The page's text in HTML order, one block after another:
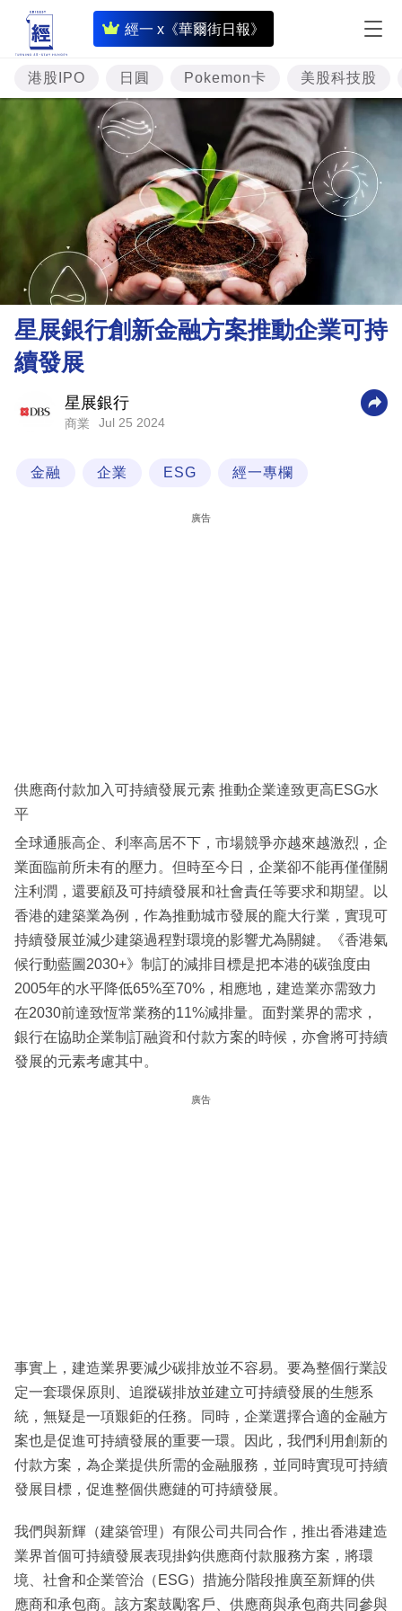
經一 x《華爾街日報》
即
時
財
經
專
題
投
資
樓
市
理
財
業
科
區
港股IPO 日圓 Pokemon卡 美股科技股
星展銀行創新金融方案推動企業可持
續發展
星展銀行
商業 Jul 25 2024
金融 企業 ESG 經一專欄
廣告
供應商付款加入可持續發展元素 推動企業達致更高ESG水
平
全球通脹高企、利率高居不下，市場競爭亦越來越激烈，企
業面臨前所未有的壓力。但時至今日，企業卻不能再僅僅關
注利潤，還要顧及可持續發展和社會責任等要求和期望。以
香港的建築業為例，作為推動城市發展的龐大行業，實現可
持續發展並減少建築過程對環境的影響尤為關鍵。《香港氣
候行動藍圖2030+》制訂的減排目標是把本港的碳強度由
2005年的水平降低65%至70%，相應地，建造業亦需致力
在2030前達致恆常業務的11%減排量。面對業界的需求，
銀行在協助企業制訂融資和付款方案的時候，亦會將可持續
發展的元素考慮其中。
廣告
事實上，建造業界要減少碳排放並不容易。要為整個行業設
定一套環保原則、追蹤碳排放並建立可持續發展的生態系
統，無疑是一項艱鉅的任務。同時，企業選擇合適的金融方
案也是促進可持續發展的重要一環。因此，我們利用創新的
付款方案，為企業提供所需的金融服務，並同時實現可持續
發展目標，促進整個供應鏈的可持續發展。
我們與新輝（建築管理）有限公司共同合作，推出香港建造
業界首個可持續發展表現掛鈎供應商付款服務方案，將環
境、社會和企業管治（ESG）措施分階段推廣至新輝的供
應商和承包商。該方案鼓勵客戶、供應商與承包商共同參與